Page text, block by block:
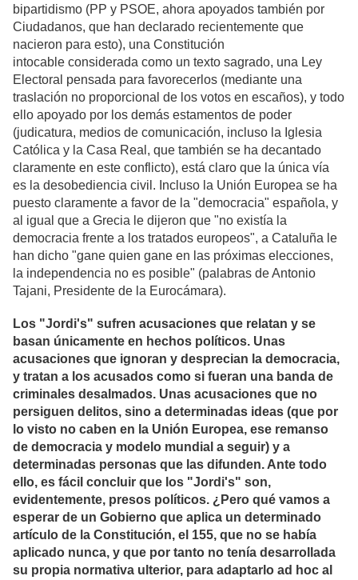
bipartidismo (PP y PSOE, ahora apoyados también por
Ciudadanos, que han declarado recientemente que
nacieron para esto), una Constitución
intocable considerada como un texto sagrado, una Ley
Electoral pensada para favorecerlos (mediante una
traslación no proporcional de los votos en escaños), y todo
ello apoyado por los demás estamentos de poder
(judicatura, medios de comunicación, incluso la Iglesia
Católica y la Casa Real, que también se ha decantado
claramente en este conflicto), está claro que la única vía
es la desobediencia civil. Incluso la Unión Europea se ha
puesto claramente a favor de la "democracia" española, y
al igual que a Grecia le dijeron que "no existía la
democracia frente a los tratados europeos", a Cataluña le
han dicho "gane quien gane en las próximas elecciones,
la independencia no es posible" (palabras de Antonio
Tajani, Presidente de la Eurocámara).
Los "Jordi's" sufren acusaciones que relatan y se
basan únicamente en hechos políticos. Unas
acusaciones que ignoran y desprecian la democracia,
y tratan a los acusados como si fueran una banda de
criminales desalmados. Unas acusaciones que no
persiguen delitos, sino a determinadas ideas (que por
lo visto no caben en la Unión Europea, ese remanso
de democracia y modelo mundial a seguir) y a
determinadas personas que las difunden. Ante todo
ello, es fácil concluir que los "Jordi's" son,
evidentemente, presos políticos. ¿Pero qué vamos a
esperar de un Gobierno que aplica un determinado
artículo de la Constitución, el 155, que no se había
aplicado nunca, y que por tanto no tenía desarrollada
su propia normativa ulterior, para adaptarlo ad hoc al